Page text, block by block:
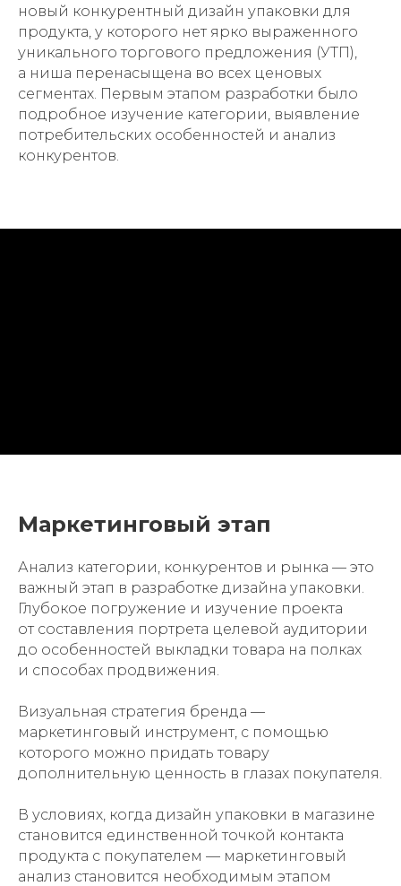
новый конкурентный дизайн упаковки для
продукта, у которого нет ярко выраженного
уникального торгового предложения (УТП),
а ниша перенасыщена во всех ценовых
сегментах. Первым этапом разработки было
подробное изучение категории, выявление
потребительских особенностей и анализ
конкурентов.
Маркетинговый этап
Анализ категории, конкурентов и рынка — это
важный этап в разработке дизайна упаковки.
Глубокое погружение и изучение проекта
от составления портрета целевой аудитории
до особенностей выкладки товара на полках
и способах продвижения.
Визуальная стратегия бренда —
маркетинговый инструмент, с помощью
которого можно придать товару
дополнительную ценность в глазах покупателя.
В условиях, когда дизайн упаковки в магазине
становится единственной точкой контакта
продукта с покупателем — маркетинговый
анализ становится необходимым этапом